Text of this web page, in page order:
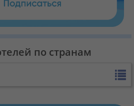
по странам